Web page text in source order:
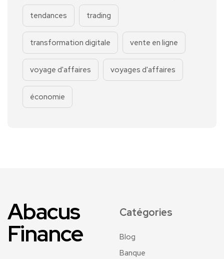
tendances trading
transformation digitale vente en ligne
voyage d'affaires voyages d'affaires
économie
Abacus
Finance
Catégories
Blog
Banque